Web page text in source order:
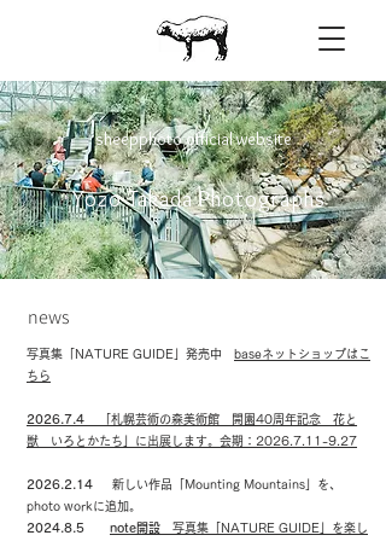
sheepphoto official website
Yozo Takada Photographs
news
写真集「NATURE GUIDE」発売中 baseネットショップはこ
ちら
2026.7.4
「札幌芸術の森美術館 開園40周年記念 花と
獣 いろとかたち」に出展します。会期：2026.7.11-9.27
​2026.2.14
新しい作品「Mounting Mountains」を、
photo workに追加。
2024.8.5 note開設 写真集「NATURE GUIDE」を楽し